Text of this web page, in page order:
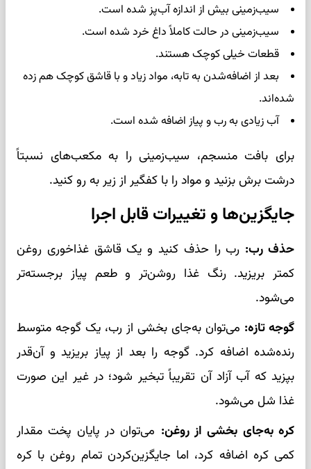
سیب‌زمینی بیش از اندازه آب‌پز شده است.
سیب‌زمینی در حالت کاملاً داغ خرد شده است.
قطعات خیلی کوچک هستند.
بعد از اضافه‌شدن به تابه، مواد زیاد و با قاشق کوچک هم زده
شده‌اند.
آب زیادی به رب و پیاز اضافه شده است.
برای بافت منسجم، سیب‌زمینی را به مکعب‌های نسبتاً
درشت برش بزنید و مواد را با کفگیر از زیر به رو کنید.
جایگزین‌ها و تغییرات قابل اجرا
حذف رب: رب را حذف کنید و یک قاشق غذاخوری روغن
کمتر بریزید. رنگ غذا روشن‌تر و طعم پیاز برجسته‌تر
می‌شود.
گوجه تازه: می‌توان به‌جای بخشی از رب، یک گوجه متوسط
رنده‌شده اضافه کرد. گوجه را بعد از پیاز بریزید و آن‌قدر
بپزید که آب آزاد آن تقریباً تبخیر شود؛ در غیر این صورت
غذا شل می‌شود.
کره به‌جای بخشی از روغن: می‌توان در پایان پخت مقدار
کمی کره اضافه کرد، اما جایگزین‌کردن تمام روغن با کره